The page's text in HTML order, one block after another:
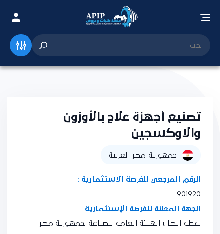
تصنيع أجهزة علاج بالأوزون
والاوكسجين
جمهورية مصر العربية
الرقم المرجعي للفرصة الاستثمارية :
901920
الجهة المعلنة للفرصة الإستثمارية :
نقطة اتصال الهيئة العامة للصناعة بجمهورية مصر